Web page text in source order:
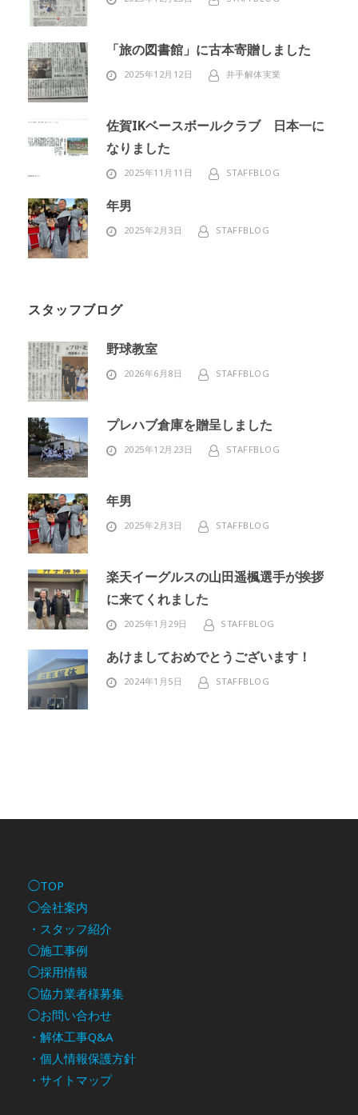
「旅の図書館」に古本寄贈しました
2025年12月12日 井手解体実業
佐賀IKベースボールクラブ 日本一に
なりました
2025年11月11日 STAFFBLOG
年男
2025年2月3日 STAFFBLOG
スタッフブログ
野球教室
2026年6月8日 STAFFBLOG
プレハブ倉庫を贈呈しました
2025年12月23日 STAFFBLOG
年男
2025年2月3日 STAFFBLOG
楽天イーグルスの山田遥楓選手が挨拶
に来てくれました
2025年1月29日 STAFFBLOG
あけましておめでとうございます！
2024年1月5日 STAFFBLOG
◯TOP
◯会社案内
・スタッフ紹介
◯施工事例
◯採用情報
◯協力業者様募集
◯お問い合わせ
・解体工事Q&A
・個人情報保護方針
・サイトマップ